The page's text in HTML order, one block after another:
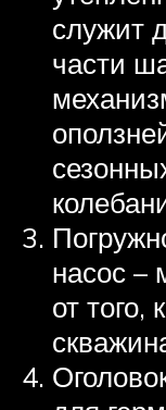
служит
части
насос –
от того,